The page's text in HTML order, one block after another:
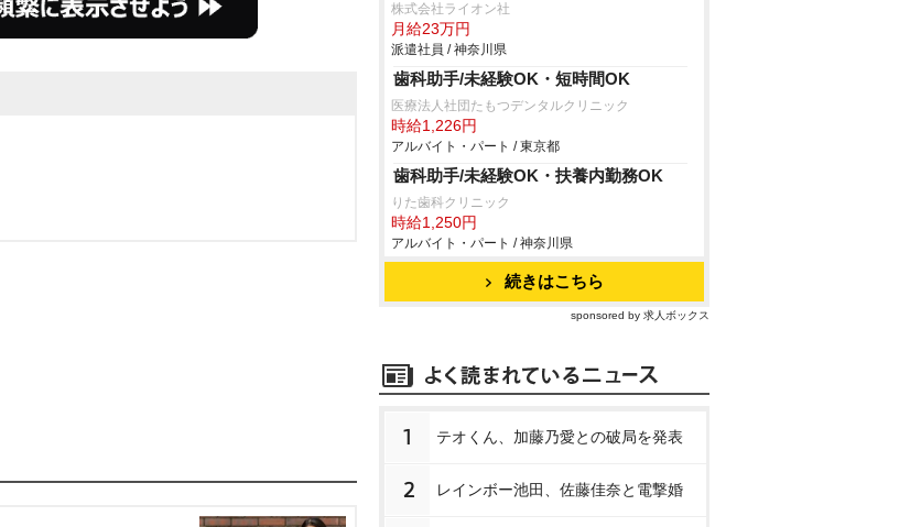
株式会社ライオン社
月給23万円
派遣社員 / 神奈川県
歯科助手/未経験OK・短時間OK
医療法人社団たもつデンタルクリニック
時給1,226円
アルバイト・パート / 東京都
歯科助手/未経験OK・扶養内勤務OK
りた歯科クリニック
時給1,250円
アルバイト・パート / 神奈川県
続きはこちら
sponsored by 求人ボックス
1 テオくん、加藤乃愛との破局を発表
2 レインボー池田、佐藤佳奈と電撃婚